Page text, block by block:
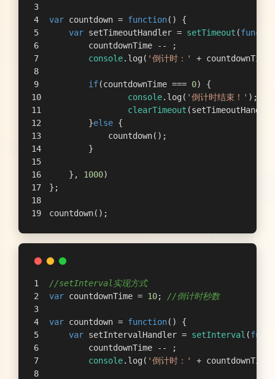
var countdown = function( ) {
var setTimeoutHandler = setTimeout (
        countdownTime -- ;
console.log( '倒计时：' +
if(countdownTime === 0) {
console.log( '倒计时结束！' );
clearTimeout
        }
else {
            countdown();
        }
    },
1000)
};
countdown();
//setInterval实现方式
var countdownTime = 10; //倒计时秒数
var countdown = function( ) {
var setIntervalHandler = setInterval (
        countdownTime -- ;
console.log( '倒计时：' +